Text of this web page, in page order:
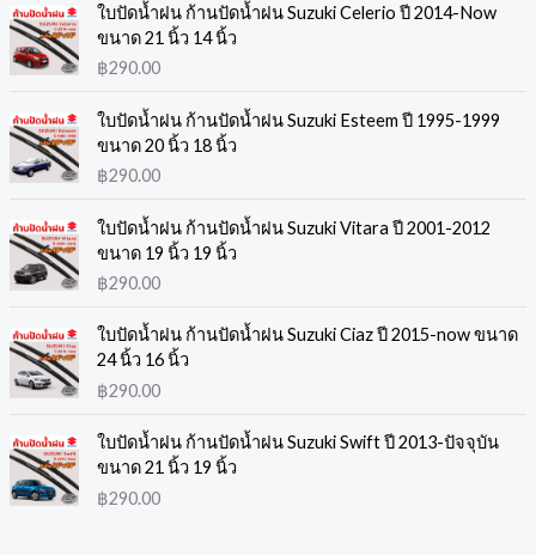
ใบปัดน้ำฝน ก้านปัดน้ำฝน Suzuki Celerio ปี 2014-Now
ขนาด 21 นิ้ว 14 นิ้ว
฿290.00
ใบปัดน้ำฝน ก้านปัดน้ำฝน Suzuki Esteem ปี 1995-1999
ขนาด 20 นิ้ว 18 นิ้ว
฿290.00
ใบปัดน้ำฝน ก้านปัดน้ำฝน Suzuki Vitara ปี 2001-2012
ขนาด 19 นิ้ว 19 นิ้ว
฿290.00
ใบปัดน้ำฝน ก้านปัดน้ำฝน Suzuki Ciaz ปี 2015-now ขนาด
24 นิ้ว 16 นิ้ว
฿290.00
ใบปัดน้ำฝน ก้านปัดน้ำฝน Suzuki Swift ปี 2013-ปัจจุบัน
ขนาด 21 นิ้ว 19 นิ้ว
฿290.00
r
o
u
c
s
r
o
u
c
s
p
r
d
u
t
s
p
r
d
u
t
s
p
r
d
u
t
s
p
r
d
u
t
s
p
r
d
u
t
s
p
r
d
u
t
s
p
r
d
u
t
s
p
r
d
u
t
s